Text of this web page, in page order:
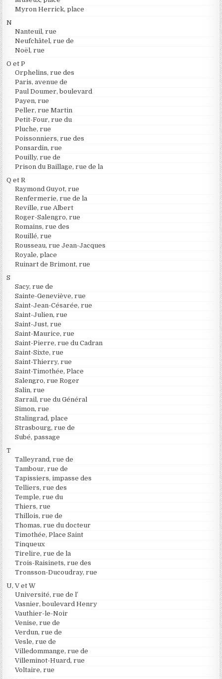
Myron Herrick, place
N
Nanteuil, rue
Neufchâtel, rue de
Noël, rue
O et P
Orphelins, rue des
Paris, avenue de
Paul Doumer, boulevard
Payen, rue
Peller, rue Martin
Petit-Four, rue du
Pluche, rue
Poissonniers, rue des
Ponsardin, rue
Pouilly, rue de
Prison du Baillage, rue de la
Q et R
Raymond Guyot, rue
Renfermerie, rue de la
Reville, rue Albert
Roger-Salengro, rue
Romains, rue des
Rouillé, rue
Rousseau, rue Jean-Jacques
Royale, place
Ruinart de Brimont, rue
S
Sacy, rue de
Sainte-Geneviève, rue
Saint-Jean-Césarée, rue
Saint-Julien, rue
Saint-Just, rue
Saint-Maurice, rue
Saint-Pierre, rue du Cadran
Saint-Sixte, rue
Saint-Thierry, rue
Saint-Timothée, Place
Salengro, rue Roger
Salin, rue
Sarrail, rue du Général
Simon, rue
Stalingrad, place
Strasbourg, rue de
Subé, passage
T
Talleyrand, rue de
Tambour, rue de
Tapissiers, impasse des
Telliers, rue des
Temple, rue du
Thiers, rue
Thillois, rue de
Thomas, rue du docteur
Timothée, Place Saint
Tinqueux
Tirelire, rue de la
Trois-Raisinets, rue des
Tronsson-Ducoudray, rue
U, V et W
Université, rue de l’
Vasnier, boulevard Henry
Vauthier-le-Noir
Venise, rue de
Verdun, rue de
Vesle, rue de
Villedommange, rue de
Villeminot-Huard, rue
Voltaire, rue